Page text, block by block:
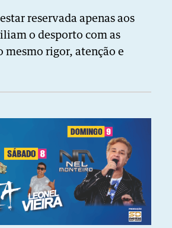
reservada apenas aos
o desporto com as
mesmo rigor, atenção e